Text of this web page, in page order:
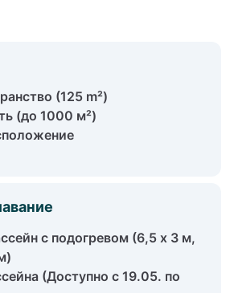
(125 m²)
(до 1000 м²)
с подогревом (6,5 x 3 м,
(Доступно с 19.05. по